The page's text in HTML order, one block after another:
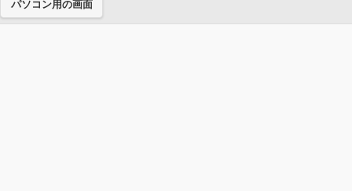
パソコン用の画面